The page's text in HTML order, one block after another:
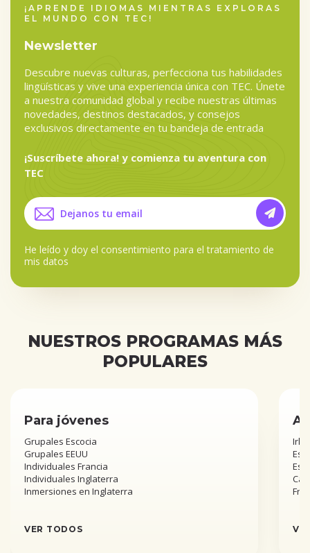
¡APRENDE IDIOMAS MIENTRAS EXPLORAS
EL MUNDO CON TEC!
Newsletter
Descubre nuevas culturas, perfecciona tus habilidades
lingüísticas y vive una experiencia única con TEC. Únete
a nuestra comunidad global y recibe nuestras últimas
novedades, destinos destacados, y consejos
exclusivos directamente en tu bandeja de entrada
¡Suscríbete ahora! y comienza tu aventura con
TEC
He leído y doy el consentimiento para el tratamiento de
mis datos
NUESTROS PROGRAMAS MÁS
POPULARES
Para jóvenes
Grupales Escocia
Grupales EEUU
Individuales Francia
Individuales Inglaterra
Inmersiones en Inglaterra
VER TODOS